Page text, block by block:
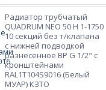
Радиатор трубчатый
QUADRUM NEO 50 H 1-1750
10 секций без т/клапана
с нижней подводкой
разнесенное ВР G 1/2" с
кронштейнами
RAL1T104S9016 (Белый
МУАР) КЗТО